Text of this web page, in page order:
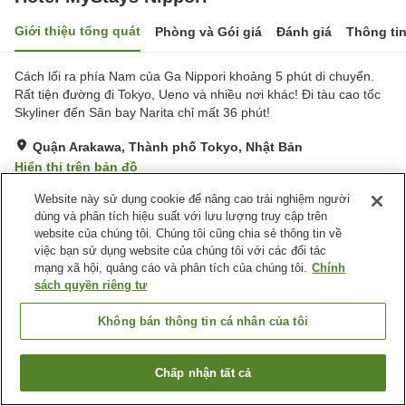
Giới thiệu tổng quát Phòng và Gói giá Đánh giá Thông
Cách lối ra phía Nam của Ga Nippori khoảng 5 phút di chuyển.
Rất tiện đường đi Tokyo, Ueno và nhiều nơi khác! Đi tàu cao tốc
Skyliner đến Sân bay Narita chỉ mất 36 phút!
Quận Arakawa, Thành phố Tokyo, Nhật Bản
Hiển thị trên bản đồ
Đánh giá:25lượt
Tiện nghi chỗ nghỉ
Wi-Fi
Máy bán hàng tự động
Giặt ủi có phí
Trang chủ Nhật Bản Thành phố Tokyo
Quận Arakawa
Hotel MyStays Nippori
Tìm phòng trống
Website này sử dụng cookie để nâng cao trải nghiệm người
dùng và phân tích hiệu suất với lưu lượng truy cập trên
website của chúng tôi. Chúng tôi cũng chia sẻ thông tin về
việc bạn sử dụng website của chúng tôi với các đối tác
mạng xã hội, quảng cáo và phân tích của chúng tôi. Chính
sách quyền riêng tư
Không bán thông tin cá nhân của tôi
Chấp nhận tất cả